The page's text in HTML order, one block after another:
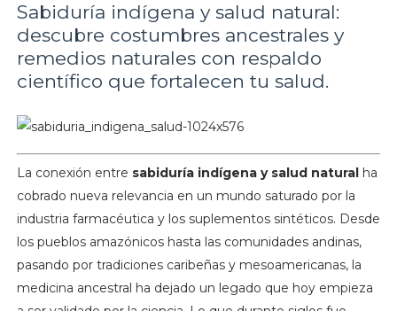
Sabiduría indígena y salud natural:
descubre costumbres ancestrales y
remedios naturales con respaldo
científico que fortalecen tu salud.
La conexión entre sabiduría indígena y salud natural ha
cobrado nueva relevancia en un mundo saturado por la
industria farmacéutica y los suplementos sintéticos. Desde
los pueblos amazónicos hasta las comunidades andinas,
pasando por tradiciones caribeñas y mesoamericanas, la
medicina ancestral ha dejado un legado que hoy empieza